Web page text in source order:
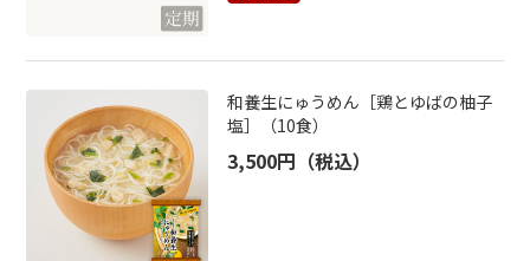
和養生にゅうめん［鶏とゆばの柚子
塩］（10食）
3,500円 （税込）